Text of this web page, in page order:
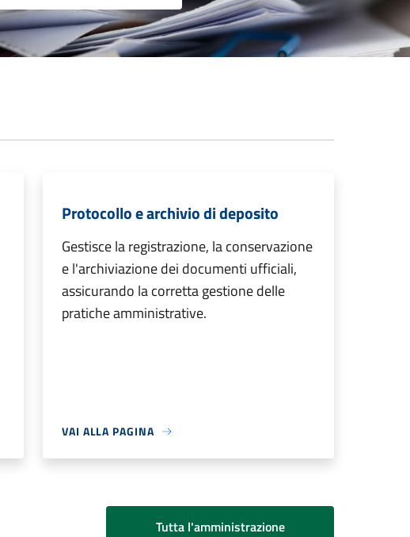
Protocollo e archivio di deposito
Gestisce la registrazione, la conservazione
e l'archiviazione dei documenti ufficiali,
assicurando la corretta gestione delle
pratiche amministrative.
VAI ALLA PAGINA
Tutta l'amministrazione